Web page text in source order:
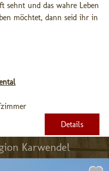
sehnt und das wahre Leben
möchtet, dann seid ihr in
Details
Karwendel